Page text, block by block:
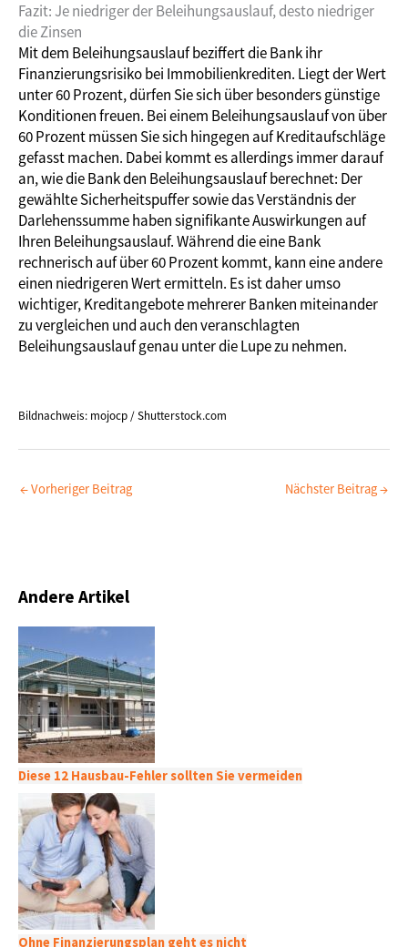
Fazit: Je niedriger der Beleihungsauslauf, desto niedriger
die Zinsen
Mit dem Beleihungsauslauf beziffert die Bank ihr
Finanzierungsrisiko bei Immobilienkrediten. Liegt der Wert
unter 60 Prozent, dürfen Sie sich über besonders günstige
Konditionen freuen. Bei einem Beleihungsauslauf von über
60 Prozent müssen Sie sich hingegen auf Kreditaufschläge
gefasst machen. Dabei kommt es allerdings immer darauf
an, wie die Bank den Beleihungsauslauf berechnet: Der
gewählte Sicherheitspuffer sowie das Verständnis der
Darlehenssumme haben signifikante Auswirkungen auf
Ihren Beleihungsauslauf. Während die eine Bank
rechnerisch auf über 60 Prozent kommt, kann eine andere
einen niedrigeren Wert ermitteln. Es ist daher umso
wichtiger, Kreditangebote mehrerer Banken miteinander
zu vergleichen und auch den veranschlagten
Beleihungsauslauf genau unter die Lupe zu nehmen.
Bildnachweis: mojocp / Shutterstock.com
←Vorheriger Beitrag Nächster Beitrag→
Andere Artikel
Diese 12 Hausbau-Fehler sollten Sie vermeiden
Ohne Finanzierungsplan geht es nicht